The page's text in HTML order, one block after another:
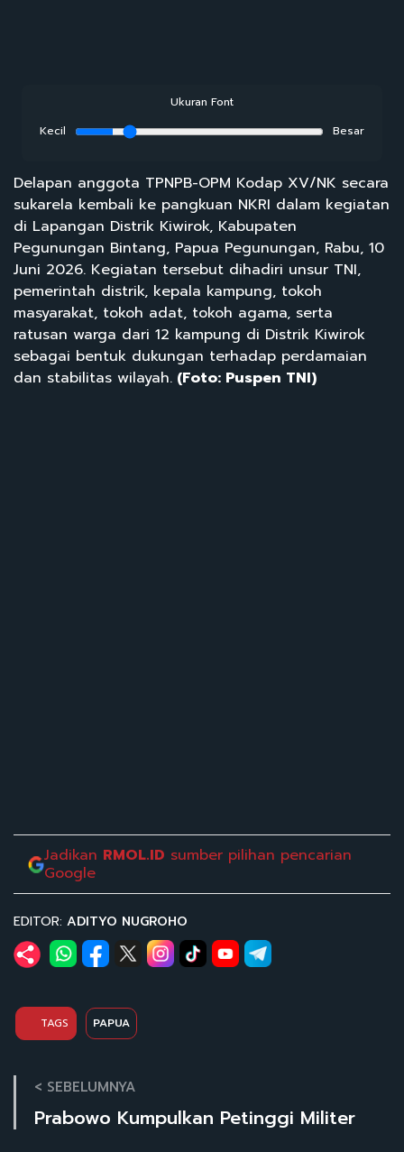
Ukuran Font
Kecil
Besar
Delapan anggota TPNPB-OPM Kodap XV/NK secara
sukarela kembali ke pangkuan NKRI dalam kegiatan
di Lapangan Distrik Kiwirok, Kabupaten
Pegunungan Bintang, Papua Pegunungan, Rabu, 10
Juni 2026. Kegiatan tersebut dihadiri unsur TNI,
pemerintah distrik, kepala kampung, tokoh
masyarakat, tokoh adat, tokoh agama, serta
ratusan warga dari 12 kampung di Distrik Kiwirok
sebagai bentuk dukungan terhadap perdamaian
dan stabilitas wilayah. (Foto: Puspen TNI)
Jadikan RMOL.ID sumber pilihan pencarian
Google
EDITOR: ADITYO NUGROHO
TAGS PAPUA
< SEBELUMNYA
Prabowo Kumpulkan Petinggi Militer